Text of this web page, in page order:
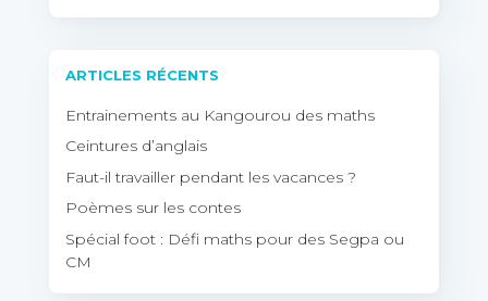
ARTICLES RÉCENTS
Entrainements au Kangourou des maths
Ceintures d’anglais
Faut-il travailler pendant les vacances ?
Poèmes sur les contes
Spécial foot : Défi maths pour des Segpa ou
CM